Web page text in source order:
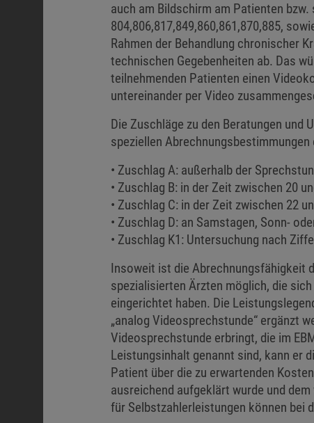
auch am Bildschirm am Patienten
804,806,817,849,860,861,870,885,
Rahmen der Behandlung chronischer
technischen Gegebenheiten ab. Das
teilnehmenden Patienten einen
untereinander per Video
Die Zuschläge zu den Beratungen und
speziellen
• Zuschlag A: außerhalb der
• Zuschlag B: in der Zeit zwischen 20
• Zuschlag C: in der Zeit zwischen 22
• Zuschlag D: an Samstagen, Sonn-
• Zuschlag K1: Untersuchung nach
Insoweit ist die Abrechnungsfähigkeit
spezialisierten Ärzten möglich, die
eingerichtet haben. Die
„analog Videosprechstunde“ ergänzt
Videosprechstunde erbringt, die im
Leistungsinhalt genannt sind, kann er
Patient über die zu erwartenden
ausreichend aufgeklärt wurde und
für Selbstzahlerleistungen können bei